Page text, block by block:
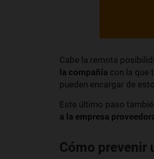
Cabe la remota
la compañía con la que
pueden encargar de
Este último paso
a la empresa
Cómo prevenir